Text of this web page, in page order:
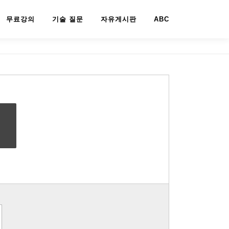
무료강의 기술 질문 자유게시판 ABC